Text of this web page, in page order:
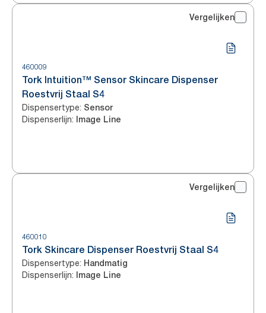
Vergelijken
460009
Tork Intuition™ Sensor Skincare Dispenser
Roestvrij Staal S4
Dispensertype: Sensor
Dispenserlijn: Image Line
Vergelijken
460010
Tork Skincare Dispenser Roestvrij Staal S4
Dispensertype: Handmatig
Dispenserlijn: Image Line